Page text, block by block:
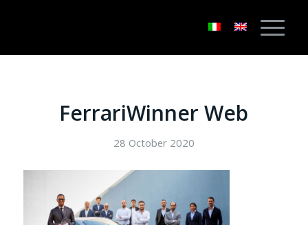
FerrariWinner Web
28 October 2020